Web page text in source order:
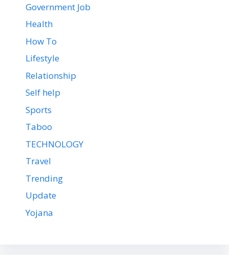
Government Job
Health
How To
Lifestyle
Relationship
Self help
Sports
Taboo
TECHNOLOGY
Travel
Trending
Update
Yojana